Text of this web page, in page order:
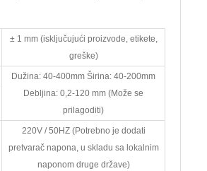
± 1 mm (isključujući proizvode, etikete,
greške)
Dužina: 40-400mm Širina: 40-200mm
Debljina: 0,2-120 mm (Može se
prilagoditi)
220V / 50HZ (Potrebno je dodati
pretvarač napona, u skladu sa lokalnim
naponom druge države)